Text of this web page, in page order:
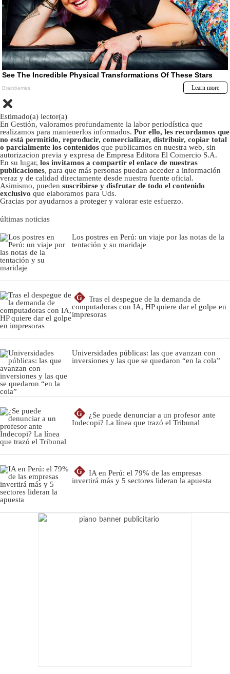
Estimado(a) lector(a)
En Gestión, valoramos profundamente la labor periodística que
realizamos para mantenerlos informados. Por ello, les recordamos que
no está permitido, reproducir, comercializar, distribuir, copiar total
o parcialmente los contenidos que publicamos en nuestra web, sin
autorizacion previa y expresa de Empresa Editora El Comercio S.A.
En su lugar, los invitamos a compartir el enlace de nuestras
publicaciones, para que más personas puedan acceder a información
veraz y de calidad directamente desde nuestra fuente oficial.
Asimismo, pueden suscribirse y disfrutar de todo el contenido
exclusivo que elaboramos para Uds.
Gracias por ayudarnos a proteger y valorar este esfuerzo.
últimas noticias
Los postres en Perú: un viaje por las notas de la
tentación y su maridaje
G
Tras el despegue de la demanda de
computadoras con IA, HP quiere dar el golpe en
impresoras
Universidades públicas: las que avanzan con
inversiones y las que se quedaron “en la cola”
G
¿Se puede denunciar a un profesor ante
Indecopi? La línea que trazó el Tribunal
G
IA en Perú: el 79% de las empresas
invertirá más y 5 sectores lideran la apuesta